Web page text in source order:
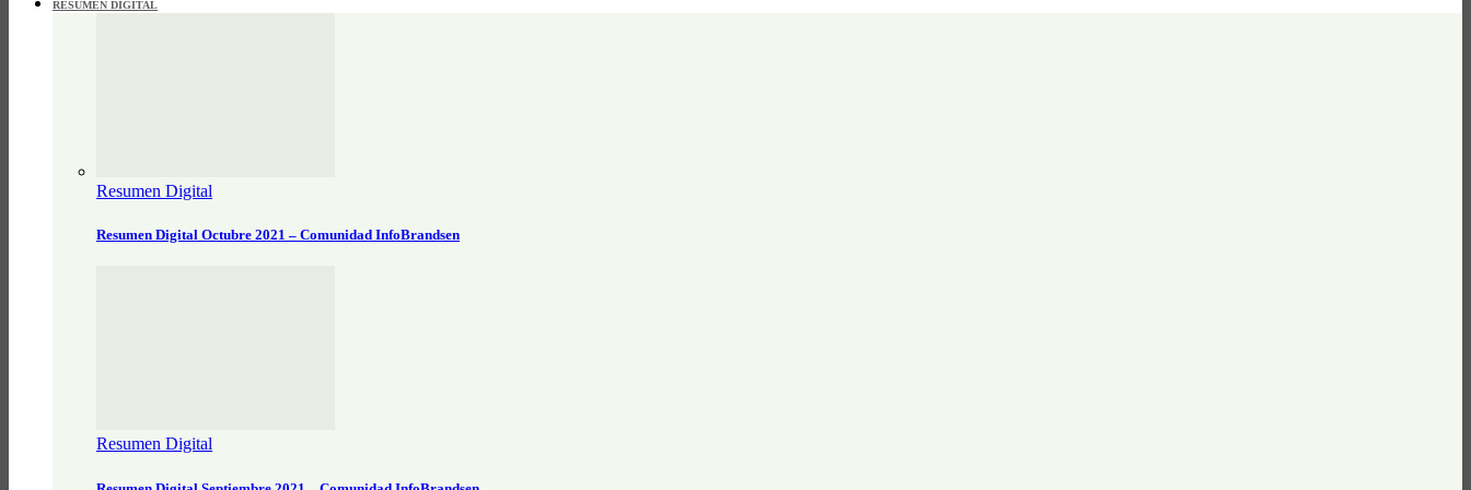
RESUMEN DIGITAL
Resumen Digital
Resumen Digital Octubre 2021 – Comunidad InfoBrandsen
Resumen Digital